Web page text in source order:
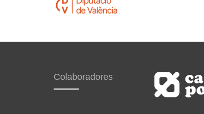
Colaboradores